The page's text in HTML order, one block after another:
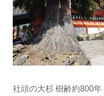
社頭の大杉 樹齢約800